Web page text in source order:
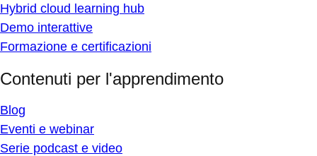
Hybrid cloud learning hub
Demo interattive
Formazione e certificazioni
Contenuti per l'apprendimento
Blog
Eventi e webinar
Serie podcast e video